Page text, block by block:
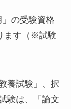
の受験資格
ます（※試験
養試験」、択
験は、「論文